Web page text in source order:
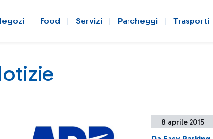
Food Servizi Parcheggi Trasporti
8 aprile 2015